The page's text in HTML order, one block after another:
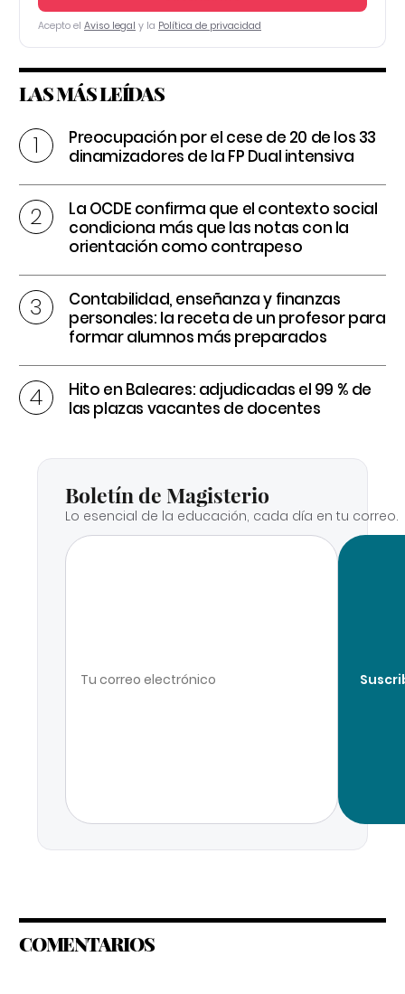
Acepto el Aviso legal y la Política de privacidad
LAS MÁS LEÍDAS
Preocupación por el cese de 20 de los 33
dinamizadores de la FP Dual intensiva
La OCDE confirma que el contexto social
condiciona más que las notas con la
orientación como contrapeso
Contabilidad, enseñanza y finanzas
personales: la receta de un profesor para
formar alumnos más preparados
Hito en Baleares: adjudicadas el 99 % de
las plazas vacantes de docentes
Boletín de Magisterio
Lo esencial de la educación, cada día en tu correo.
COMENTARIOS